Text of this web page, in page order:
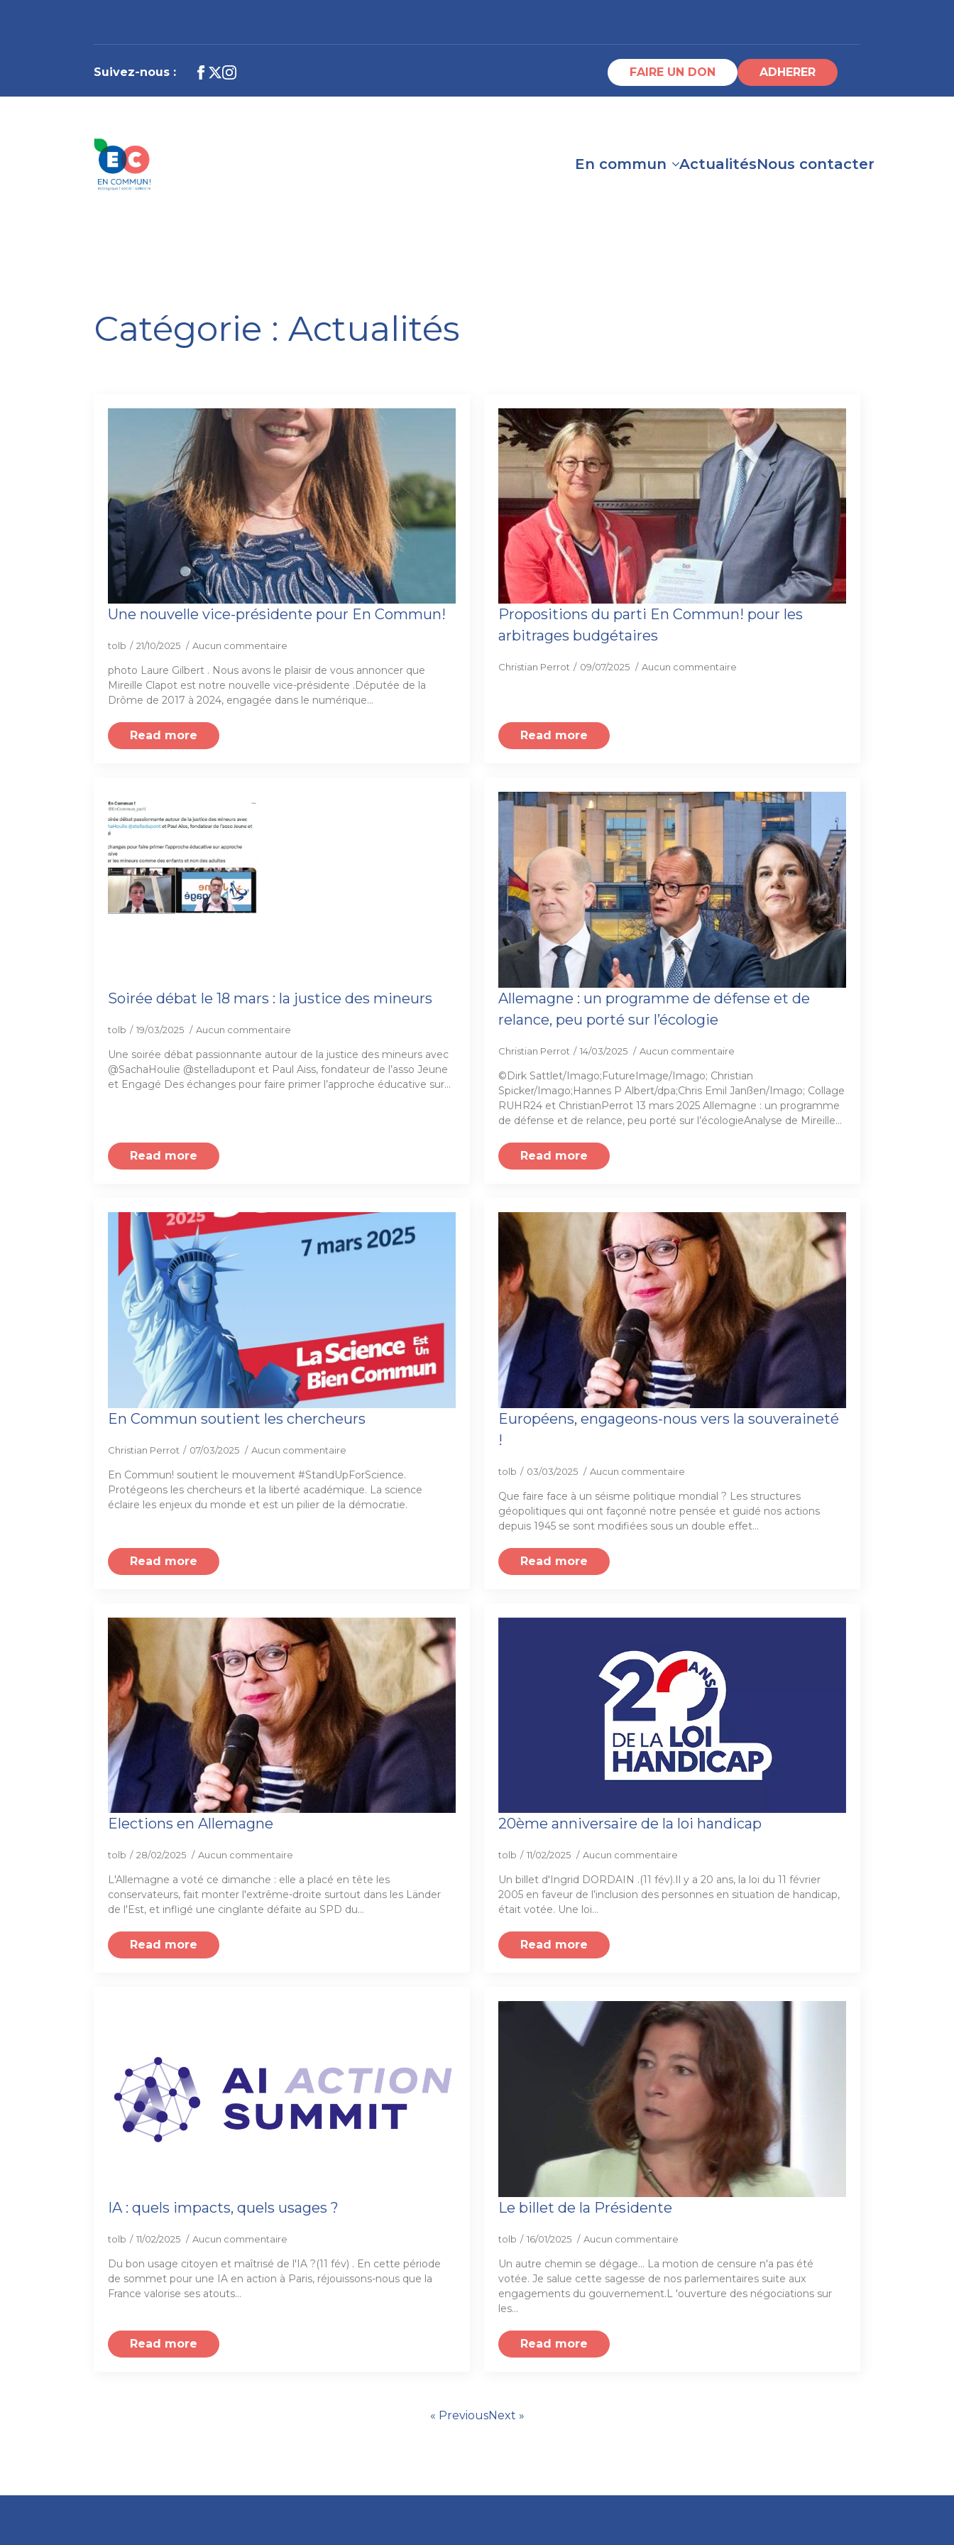
Suivez-nous : FAIRE UN DON ADHERER
En commun ActualitésNous contacter
Catégorie : Actualités
Une nouvelle vice-présidente pour En Commun!
tolb 21/10/2025 Aucun commentaire
photo Laure Gilbert . Nous avons le plaisir de vous annoncer que
Mireille Clapot est notre nouvelle vice-présidente .Députée de la
Drôme de 2017 à 2024, engagée dans le numérique…
Read more
Propositions du parti En Commun! pour les
arbitrages budgétaires
Christian Perrot 09/07/2025 Aucun commentaire
Read more
Soirée débat le 18 mars : la justice des mineurs
tolb 19/03/2025 Aucun commentaire
Une soirée débat passionnante autour de la justice des mineurs avec
@SachaHoulie @stelladupont et Paul Aiss, fondateur de l’asso Jeune
et Engagé Des échanges pour faire primer l’approche éducative sur…
Read more
Allemagne : un programme de défense et de
relance, peu porté sur l’écologie
Christian Perrot 14/03/2025 Aucun commentaire
©Dirk Sattlet/Imago;FutureImage/Imago; Christian
Spicker/Imago;Hannes P Albert/dpa;Chris Emil Janßen/Imago; Collage
RUHR24 et ChristianPerrot 13 mars 2025 Allemagne : un programme
de défense et de relance, peu porté sur l’écologieAnalyse de Mireille…
Read more
En Commun soutient les chercheurs
Christian Perrot 07/03/2025 Aucun commentaire
En Commun! soutient le mouvement #StandUpForScience.
Protégeons les chercheurs et la liberté académique. La science
éclaire les enjeux du monde et est un pilier de la démocratie.
Read more
Européens, engageons-nous vers la souveraineté
!
tolb 03/03/2025 Aucun commentaire
Que faire face à un séisme politique mondial ? Les structures
géopolitiques qui ont façonné notre pensée et guidé nos actions
depuis 1945 se sont modifiées sous un double effet…
Read more
Elections en Allemagne
tolb 28/02/2025 Aucun commentaire
L'Allemagne a voté ce dimanche : elle a placé en tête les
conservateurs, fait monter l'extrême-droite surtout dans les Länder
de l'Est, et infligé une cinglante défaite au SPD du…
Read more
20ème anniversaire de la loi handicap
tolb 11/02/2025 Aucun commentaire
Un billet d'Ingrid DORDAIN .(11 fév).Il y a 20 ans, la loi du 11 février
2005 en faveur de l’inclusion des personnes en situation de handicap,
était votée. Une loi…
Read more
IA : quels impacts, quels usages ?
tolb 11/02/2025 Aucun commentaire
Du bon usage citoyen et maîtrisé de l'IA ?(11 fév) . En cette période
de sommet pour une IA en action à Paris, réjouissons-nous que la
France valorise ses atouts…
Read more
Le billet de la Présidente
tolb 16/01/2025 Aucun commentaire
Un autre chemin se dégage... La motion de censure n'a pas été
votée. Je salue cette sagesse de nos parlementaires suite aux
engagements du gouvernement.L 'ouverture des négociations sur
les…
Read more
« PreviousNext »